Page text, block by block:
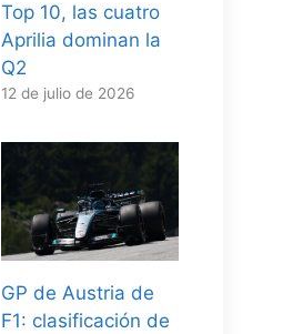
Top 10, las cuatro
Aprilia dominan la
Q2
12 de julio de 2026
GP de Austria de
F1: clasificación de